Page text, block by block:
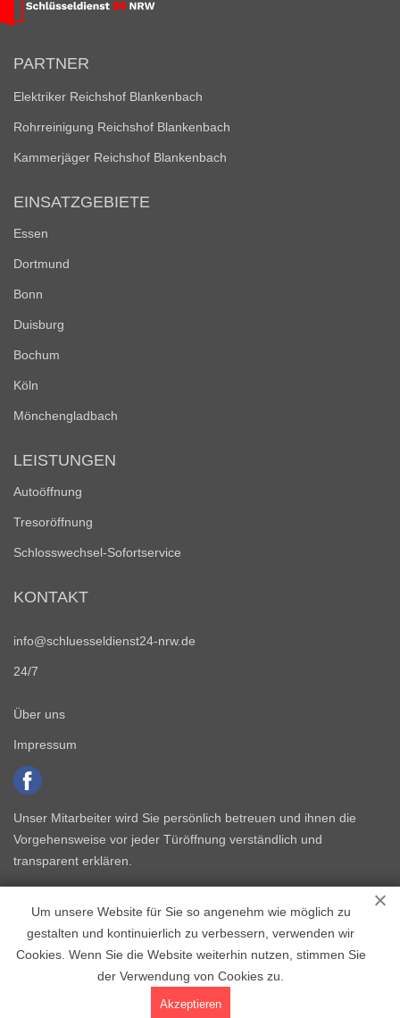
Um unsere Website für Sie so angenehm wie möglich zu
gestalten und kontinuierlich zu verbessern, verwenden wir
Cookies. Wenn Sie die Website weiterhin nutzen, stimmen Sie
der Verwendung von Cookies zu.
Akzeptieren
PARTNER
Elektriker Reichshof Blankenbach
Rohrreinigung Reichshof Blankenbach
Kammerjäger Reichshof Blankenbach
EINSATZGEBIETE
Essen
Dortmund
Bonn
Duisburg
Bochum
Köln
Mönchengladbach
LEISTUNGEN
Autoöffnung
Tresoröffnung
Schlosswechsel-Sofortservice
KONTAKT
info@schluesseldienst24-nrw.de
24/7
Über uns
Impressum
Unser Mitarbeiter wird Sie persönlich betreuen und ihnen die
Vorgehensweise vor jeder Türöffnung verständlich und
transparent erklären.
Copyright © 2015 - 2026 Schlüsseldienst NRW